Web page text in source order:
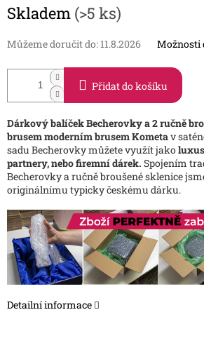
cena:
Skladem (>5 ks)
Můžeme doručit do: 11.8.2026 Možnosti
Přidat do košíku
Dárkový balíček Becherovky a 2 ručně
brusem moderním brusem Kometav
sadu Becherovky můžete využít jako
partnery, nebo firemní dárek. Spojením
Becherovky a ručně broušené sklenice
originálnímu typicky českému dárku.
Detailní informace